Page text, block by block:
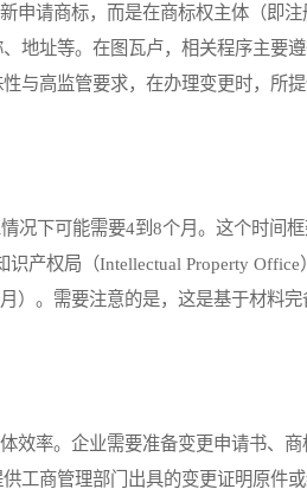
申请商标，而是在商标权主体（即注
地址等。在图瓦卢，相关程序主要
与高监管要求，在办理变更时，所
下可能需要4到8个月。这个时间
产权局（Intellectual Property Office
）。需要注意的是，这是基于材料
率。企业需要准备变更申请书、商
工商管理部门出具的变更证明原件